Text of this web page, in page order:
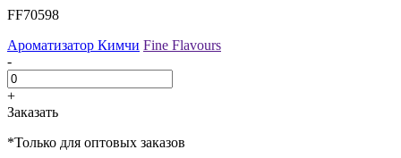
FF70598
Ароматизатор Кимчи Fine Flavours
-
+
Заказать
*Только для оптовых заказов